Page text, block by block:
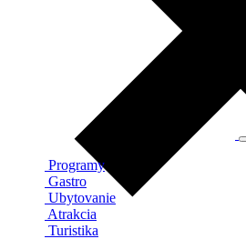
Programy
Gastro
Ubytovanie
Atrakcia
Turistika